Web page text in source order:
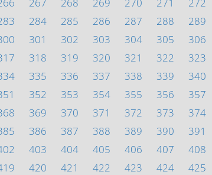
284 285 286 287 288 289
301 302 303 304 305 306
318 319 320 321 322 323
335 336 337 338 339 340
352 353 354 355 356 357
369 370 371 372 373 374
386 387 388 389 390 391
403 404 405 406 407 408
420 421 422 423 424 425